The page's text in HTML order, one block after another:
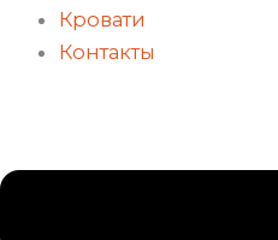
Кровати
Контакты